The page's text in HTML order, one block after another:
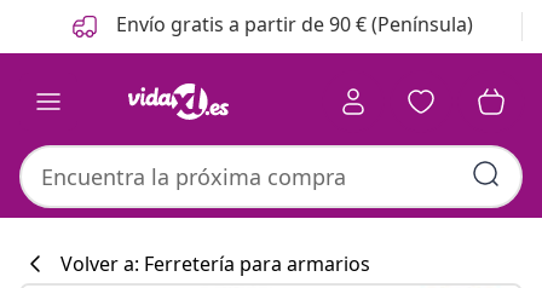
Anterior
Siguiente Envío gratis a partir de 90 € (Península)
Volver a: Ferretería para armarios